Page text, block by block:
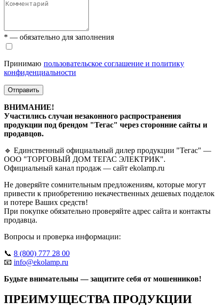
* — обязательно для заполнения
Принимаю пользовательское соглашение и политику
конфиденциальности
Отправить
ВНИМАНИЕ!
Участились случаи незаконного распространения
продукции под брендом "Тегас" через сторонние сайты и
продавцов.
🔹 Единственный официальный дилер продукции "Тегас" —
ООО "ТОРГОВЫЙ ДОМ ТЕГАС ЭЛЕКТРИК".
Официальный канал продаж — сайт ekolamp.ru
Не доверяйте сомнительным предложениям, которые могут
привести к приобретению некачественных дешевых подделок
и потере Ваших средств!
При покупке обязательно проверяйте адрес сайта и контакты
продавца.
Вопросы и проверка информации:
📞 8 (800) 777 28 00
📧 info@ekolamp.ru
Будьте внимательны — защитите себя от мошенников!
ПРЕИМУЩЕСТВА ПРОДУКЦИИ